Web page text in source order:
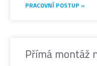
PRACOVNÍ POSTUP »
Přímá montáž